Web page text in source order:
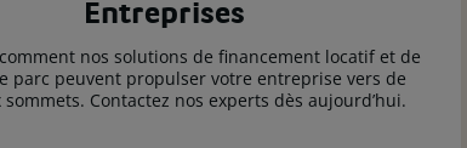
Entreprises
nos solutions de financement locatif et de
parc peuvent propulser votre entreprise vers de
sommets. Contactez nos experts dès aujourd’hui.